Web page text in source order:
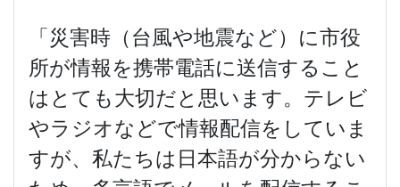
「災害時（台風や地震など）に市役
所が情報を携帯電話に送信すること
はとても大切だと思います。テレビ
やラジオなどで情報配信をしていま
すが、私たちは日本語が分からない